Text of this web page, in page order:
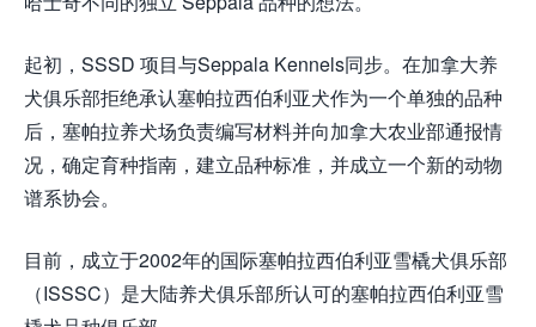
起初，SSSD 项目与Seppala Kennels同步。在加拿大养
犬俱乐部拒绝承认塞帕拉西伯利亚犬作为一个单独的品种
后，塞帕拉养犬场负责编写材料并向加拿大农业部通报情
况，确定育种指南，建立品种标准，并成立一个新的动物
谱系协会。
目前，成立于2002年的国际塞帕拉西伯利亚雪橇犬俱乐部
（ISSSC）是大陆养犬俱乐部所认可的塞帕拉西伯利亚雪